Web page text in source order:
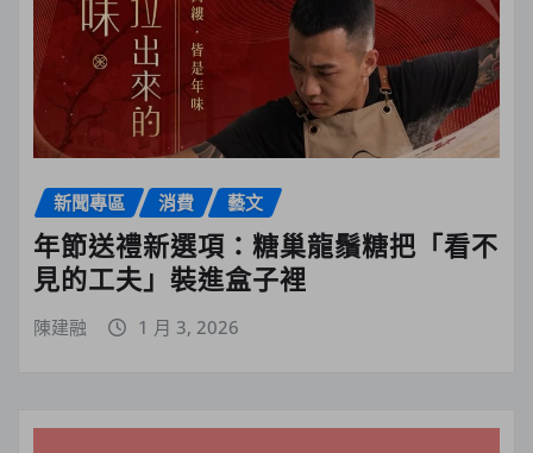
新聞專區 消費 藝文
年節送禮新選項：糖巢龍鬚糖把「看不
見的工夫」裝進盒子裡
陳建融 1 月 3, 2026